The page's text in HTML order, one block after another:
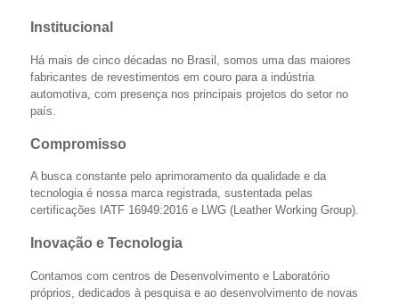
Institucional
Há mais de cinco décadas no Brasil, somos uma das maiores
fabricantes de revestimentos em couro para a indústria
automotiva, com presença nos principais projetos do setor no
país.
Compromisso
A busca constante pelo aprimoramento da qualidade e da
tecnologia é nossa marca registrada, sustentada pelas
certificações IATF 16949:2016 e LWG (Leather Working Group).
Inovação e Tecnologia
Contamos com centros de Desenvolvimento e Laboratório
próprios, dedicados à pesquisa e ao desenvolvimento de novas